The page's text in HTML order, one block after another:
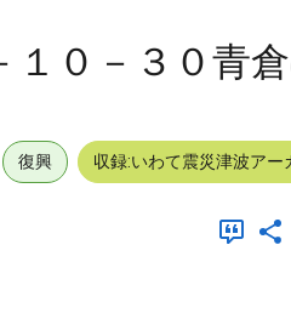
０－３０青
復興 収録:いわて震災津波アー